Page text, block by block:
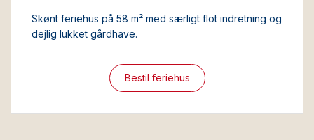
Skønt feriehus på 58 m² med særligt flot indretning og
dejlig lukket gårdhave.
Bestil feriehus